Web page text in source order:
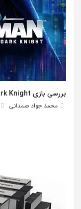
بررسی بازی Lego Batman : Legacy Of The Dark Knight
محمد جواد صمدانی